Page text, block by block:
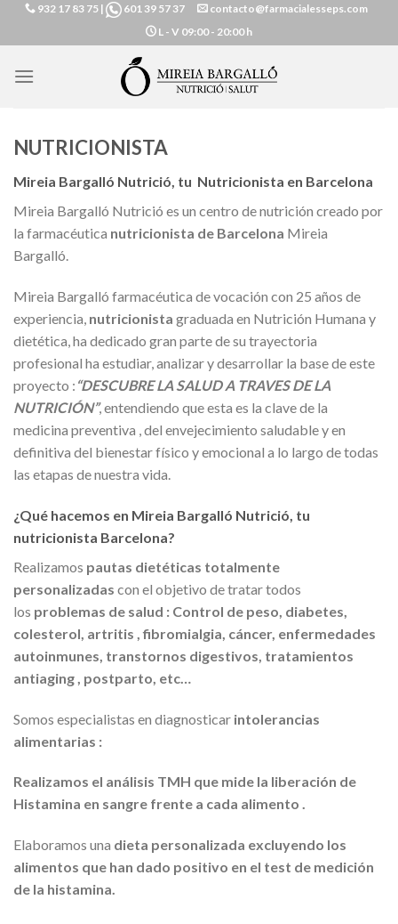
Skip
932 17 83 75| 601 39 57 37
contacto@farmacialesseps.com
L - V 09:00 - 20:00 h
NUTRICIONISTA
Mireia Bargalló Nutrició, tu Nutricionista en Barcelona
Mireia Bargalló Nutrició es un centro de nutrición creado por
la farmacéutica nutricionista de Barcelona Mireia
Bargalló.
Mireia Bargalló farmacéutica de vocación con 25 años de
experiencia, nutricionista graduada en Nutrición Humana y
dietética, ha dedicado gran parte de su trayectoria
profesional ha estudiar, analizar y desarrollar la base de este
proyecto : “DESCUBRE LA SALUD A TRAVES DE LA
NUTRICIÓN”, entendiendo que esta es la clave de la
medicina preventiva , del envejecimiento saludable y en
definitiva del bienestar físico y emocional a lo largo de todas
las etapas de nuestra vida.
¿Qué hacemos en Mireia Bargalló Nutrició, tu
nutricionista Barcelona?
Realizamos pautas dietéticas totalmente
personalizadas con el objetivo de tratar todos
los problemas de salud : Control de peso, diabetes,
colesterol, artritis , fibromialgia, cáncer, enfermedades
autoinmunes, transtornos digestivos, tratamientos
antiaging , postparto, etc…
Somos especialistas en diagnosticarintolerancias
alimentarias :
Realizamos el análisis TMH que mide la liberación de
Histamina en sangre frente a cada alimento .
Elaboramos una dieta personalizada excluyendo los
alimentos que han dado positivo en el test de medición
de la histamina.